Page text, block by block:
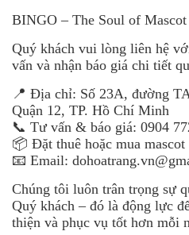
BINGO – The Soul of Mascot
Quý khách vui lòng liên hệ
vấn và nhận báo giá chi tiết
📍 Địa chỉ: Số 23A, đường
Quận 12, TP. Hồ Chí Minh
📞 Tư vấn & báo giá: 0904
📦 Đặt thuê hoặc mua
📧 Email:
Chúng tôi luôn trân trọng sự
Quý khách – đó là động lực
thiện và phục vụ tốt hơn mỗi